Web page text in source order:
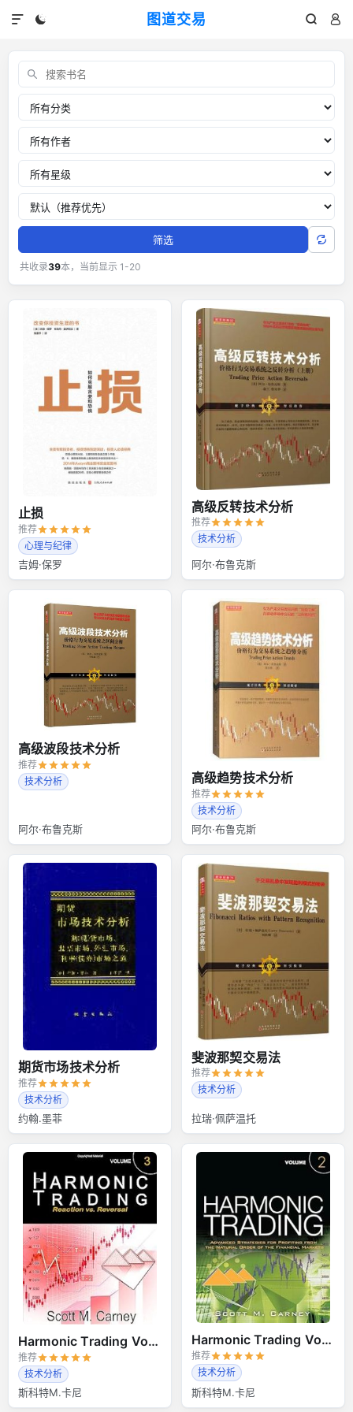
图道交易
  

交易书单：外汇黄金交易经典书籍
关键词
分类
作者
推荐星级
排序
筛选
共收录39本，当前显示 1-20
止损
推荐
心理与纪律
吉姆·保罗
高级反转技术分析
推荐
技术分析
阿尔·布鲁克斯
高级波段技术分析
推荐
技术分析
阿尔·布鲁克斯
高级趋势技术分析
推荐
技术分析
阿尔·布鲁克斯
期货市场技术分析
推荐
技术分析
约翰.墨菲
斐波那契交易法
推荐
技术分析
拉瑞·佩萨温托
Harmonic Trading Volume 3
推荐
技术分析
斯科特M.卡尼
Harmonic Trading Volume 2
推荐
技术分析
斯科特M.卡尼